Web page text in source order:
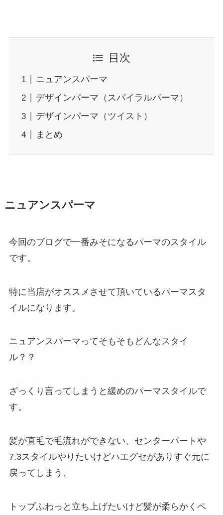
目次
ニュアンスパーマ
デザインパーマ（スパイラルパーマ）
デザインパーマ（ツイスト）
まとめ
ニュアンスパーマ
今回のブログで一番みそになるパーマのスタイル
です。
特に当店がオススメさせて頂いているパーマスタ
イルになります。
ニュアンスパーマってそもそもどんなスタイ
ル？？
ざっくり言ってしまうと緩めのパーマスタイルで
す。
髪が直毛で毛流れができない、センターパートや
7.3スタイルやりたいけどハエグセがありすぐ元に
戻ってしまう、
トップふわっと立ち上げたいけど髪が柔らかくペ